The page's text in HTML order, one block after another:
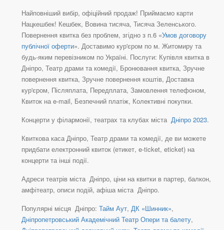
Найповніший вибір, офіційний продаж! Приймаємо карти
Нацкешбек! Кешбек, Вовина тисяча, Тисяча Зеленського.
Повернення квитка без проблем, згідно з п.6 «Умов договору
публічної оферти». Доставимо кур'єром по м. Житомиру та
будь-яким перевізником по Україні. Послуги: Купівля квитка в
Дніпро, Театр драми та комедії, Бронювання квитка, Зручне
повернення квитка, Зручне повернення коштів, Доставка
кур'єром, Післяплата, Передплата, Замовлення телефоном,
Квиток на e-mail, Безпечний платіж, Колективні покупки.
Концерти у філармонії, театрах та клубах міста Дніпро 2023.
Квиткова каса Дніпро, Театр драми та комедії, де ви можете
придбати електронний квиток (етикет, e-ticket, eticket) на
концерти та інші події.
Адреси театрів міста Дніпро, ціни на квитки в партер, балкон,
амфітеатр, описи подій, афіша міста Дніпро.
Популярні місця Дніпро: Тайм Аут, ДК «Шинник»,
Дніпропетровський Академічний Театр Опери та балету,